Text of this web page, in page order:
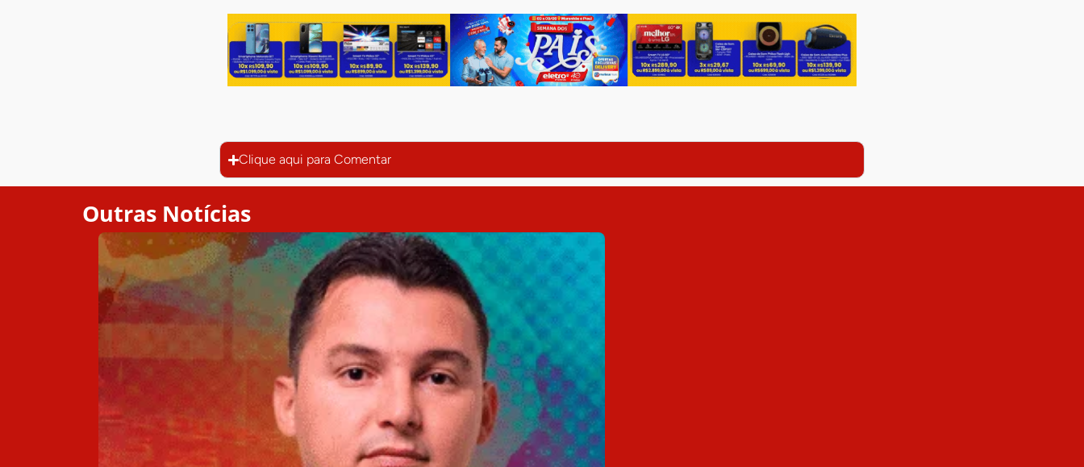
Clique aqui para Comentar
Outras Notícias